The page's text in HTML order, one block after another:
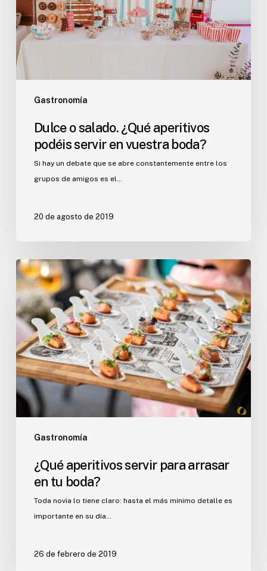
Gastronomía
podéis
servir
en
vuestra
boda?
Dulce o salado. ¿Qué aperitivos
podéis servir en vuestra boda?
Si hay un debate que se abre constantemente entre los
grupos de amigos es el…
20 de agosto de 2019
Gastronomía
¿Qué
aperitivos
servir
para
arrasar
en
tu
boda?
¿Qué aperitivos servir para arrasar
en tu boda?
Toda novia lo tiene claro: hasta el más mínimo detalle es
importante en su día…
26 de febrero de 2019